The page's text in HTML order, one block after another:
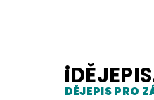
DĚJEPIS PRO